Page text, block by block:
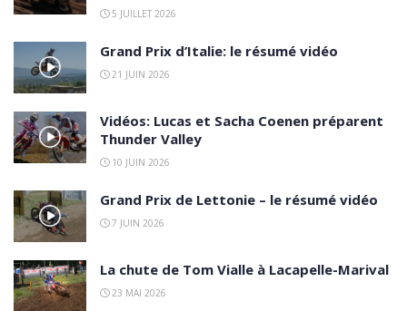
5 JUILLET 2026
Grand Prix d’Italie: le résumé vidéo
21 JUIN 2026
Vidéos: Lucas et Sacha Coenen préparent
Thunder Valley
10 JUIN 2026
Grand Prix de Lettonie – le résumé vidéo
7 JUIN 2026
La chute de Tom Vialle à Lacapelle-Marival
23 MAI 2026